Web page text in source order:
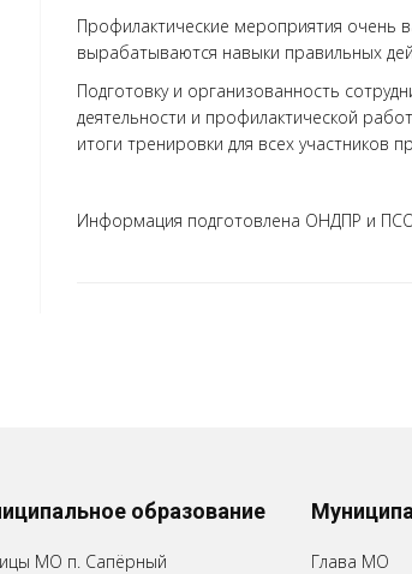
Профилактические мероприятия очень
вырабатываются навыки правильных
Подготовку и организованность
деятельности и профилактической
итоги тренировки для всех участников
Информация подготовлена ОНДПР и
образование
МО п. Сапёрный
Глава МО